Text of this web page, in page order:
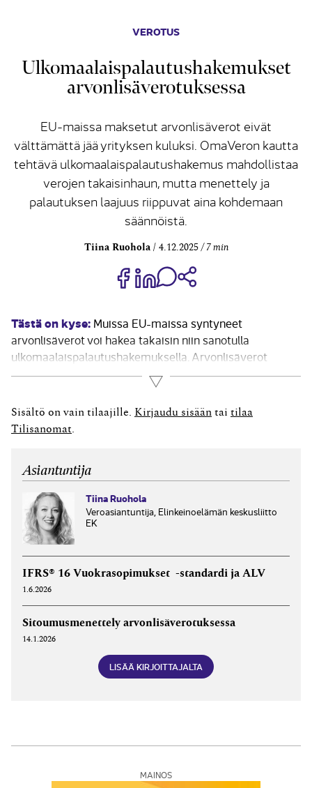
VEROTUS
Ulkomaalais­palautus­hakemukset
arvonlisä­verotuksessa
EU-maissa maksetut arvonlisäverot eivät
välttämättä jää yrityksen kuluksi. OmaVeron kautta
tehtävä ulkomaalaispalautushakemus mahdollistaa
verojen takaisinhaun, mutta menettely ja
palautuksen laajuus riippuvat aina kohdemaan
säännöistä.
Tiina Ruohola 4.12.2025 7 min
Jaa Share on Facebook
Jaa Share on LinkedIn
Jaa WhatsApp-viestinä
Tästä on kyse: Muissa EU-maissa syntyneet
arvonlisäverot voi hakea takaisin niin sanotulla
ulkomaalaispalautushakemuksella. Arvonlisäverot
muista EU-maista haetaan edelliseltä kalenterivuodelta
takaisin OmaVero-palvelun kautta vuosittain 30.9.
mennessä. Palautuksen laajuus on sama kuin
vähennysoikeus kyseisen maan kotimaisille yrityksille.
Lue lisää
Sisältö on vain tilaajille. Kirjaudu sisään tai tilaa
Tilisanomat
Asiantuntija
Tiina Ruohola
Veroasiantuntija, Elinkeinoelämän keskusliitto
EK
IFRS® 16 Vuokrasopimukset -standardi ja ALV
1.6.2026
Sitoumusmenettely arvonlisäverotuksessa
14.1.2026
LISÄÄ KIRJOITTAJALTA
MAINOS